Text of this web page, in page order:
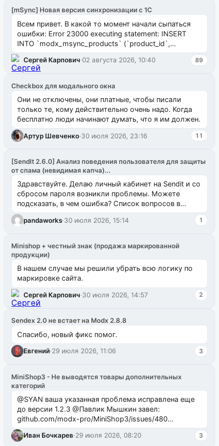
[mSync] Новая версия синхронизации с 1С
Всем привет. В какой то момент начали сыпаться
ошибки: Error 23000 executing statement: INSERT
INTO `modx_msync_products` (`product_id`,
`uuid_1c`) VALUES ...
Сергей Карпович·02 августа 2026, 10:40 89
Checkbox для модального окна
Они не отключены, они платные, чтобы писали
только те, кому действительно очень надо. Когда
бесплатно люди начинают думать, что я им должен.
Артур Шевченко·30 июля 2026, 23:16 11
[SendIt 2.6.0] Анализ поведения пользователя для защиты
от спама (невидимая капча)...
Здравствуйте. Делаю личный кабинет на Sendit и со
сбросом пароля возникли проблемы. Можете
подсказать, в чем ошибка? Список вопросов в
одноименном разделе на modx.pro пока пуст, и,...
pandaworks·30 июля 2026, 15:14 1
Minishop + честный знак (продажа маркированной
продукции)
В нашем случае мы решили убрать всю логику по
маркировке сайта.
Сергей Карпович·30 июля 2026, 14:57 2
Sendex 2.0 не встает на Modx 2.8.8
Спасибо, новый фикс помог.
Евгений·29 июля 2026, 11:06 3
MiniShop3 - Не выводятся товары дополнительных
категорий
@SYAN ваша указанная проблема исправлена еще
до версии 1.2.3 @Павлик Мышкин завел:
github.com/modx-pro/MiniShop3/issues/480
github.com/modx-pro/MiniShop3/issues/481Исправим
в б...
Иван Бочкарев·29 июля 2026, 08:20 3